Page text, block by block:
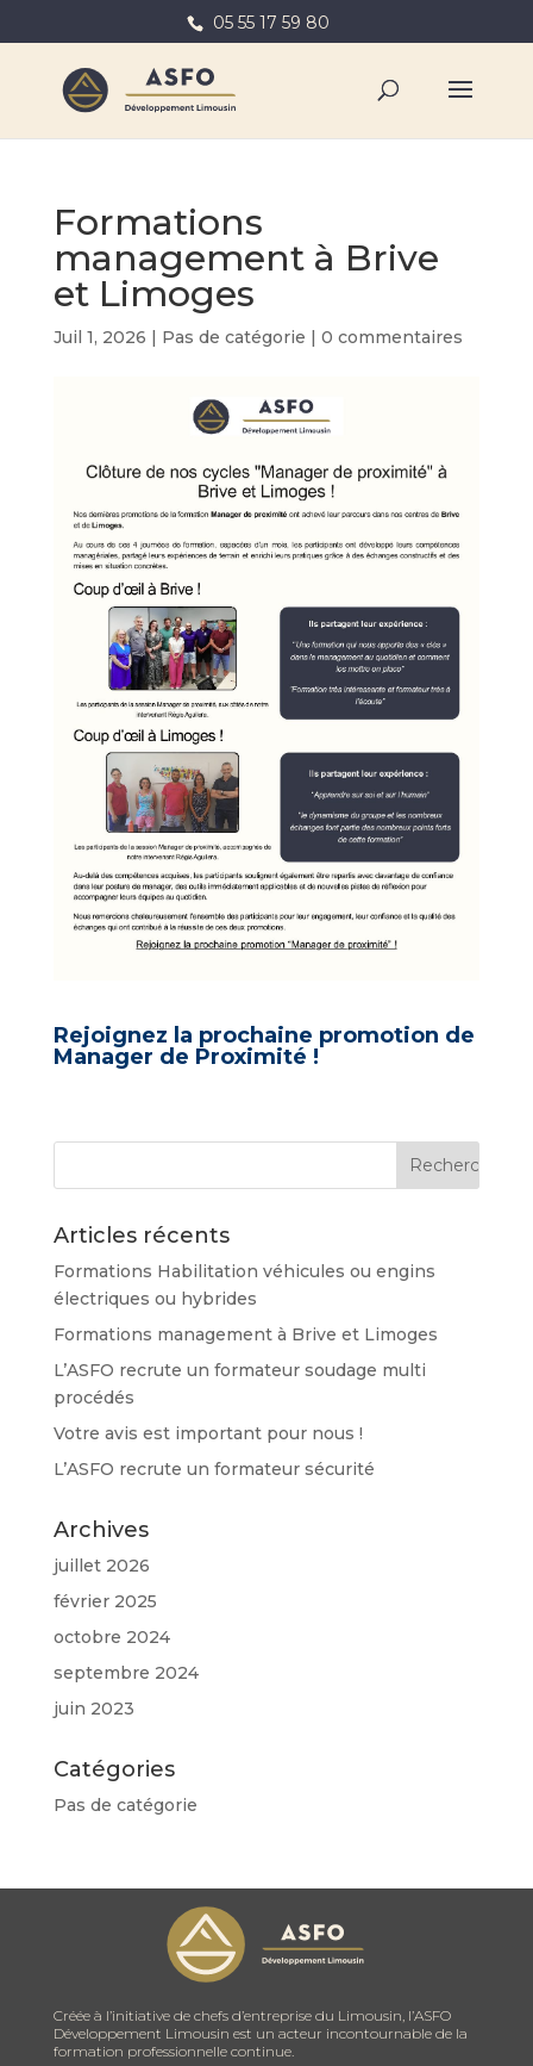
05 55 17 59 80
Formations
management à Brive
et Limoges
Juil 1, 2026 | Pas de catégorie | 0 commentaires
Rejoignez la prochaine promotion de
Manager de Proximité !
Articles récents
Formations Habilitation véhicules ou engins
électriques ou hybrides
Formations management à Brive et Limoges
L’ASFO recrute un formateur soudage multi
procédés
Votre avis est important pour nous !
L’ASFO recrute un formateur sécurité
Archives
juillet 2026
février 2025
octobre 2024
septembre 2024
juin 2023
Catégories
Pas de catégorie
Créée à l’initiative de chefs d’entreprise du Limousin, l’ASFO
Développement Limousin est un acteur incontournable de la
formation professionnelle continue.